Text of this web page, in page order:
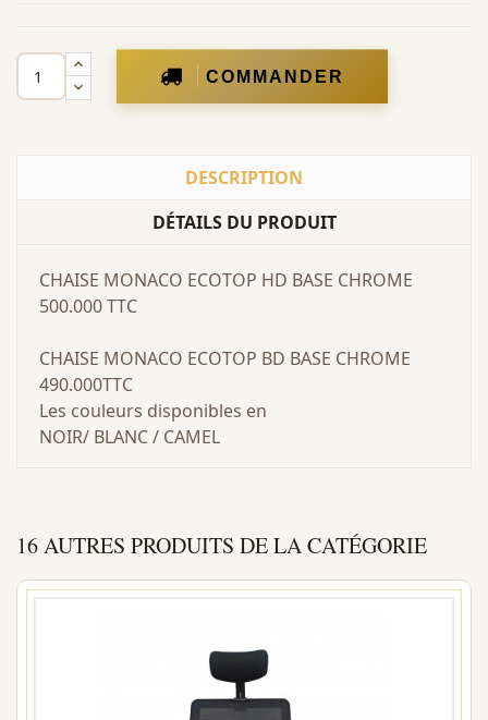
COMMANDER
DESCRIPTION
DÉTAILS DU PRODUIT
CHAISE MONACO ECOTOP HD BASE CHROME
500.000 TTC
CHAISE MONACO ECOTOP BD BASE CHROME
490.000TTC
Les couleurs disponibles en
NOIR/ BLANC / CAMEL
16 AUTRES PRODUITS DE LA CATÉGORIE